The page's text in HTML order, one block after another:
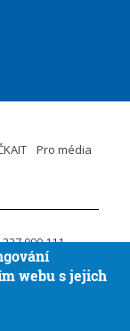
Pro média
227 090 111
osobních údajů
webu s jejich